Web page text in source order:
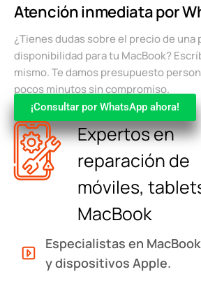
Atención inmediata por
¿Tienes dudas sobre el precio de una
disponibilidad para tu MacBook?
mismo. Te damos presupuesto
pocos minutos sin compromiso.
¡Consultar por WhatsApp ahora!
Expertos en
reparación de
móviles,
MacBook
Especialistas en
y dispositivos Apple.